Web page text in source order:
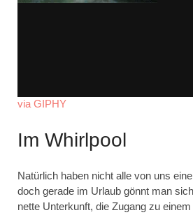
via GIPHY
Im Whirlpool
Natürlich haben nicht alle von uns
doch gerade im Urlaub gönnt man
nette Unterkunft, die Zugang zu